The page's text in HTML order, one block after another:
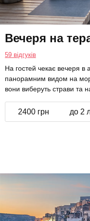
Вечеря на
59 відгуків
На гостей чекає вечеря в
панорамним видом на
вони виберуть страви та
2400 грн до 2